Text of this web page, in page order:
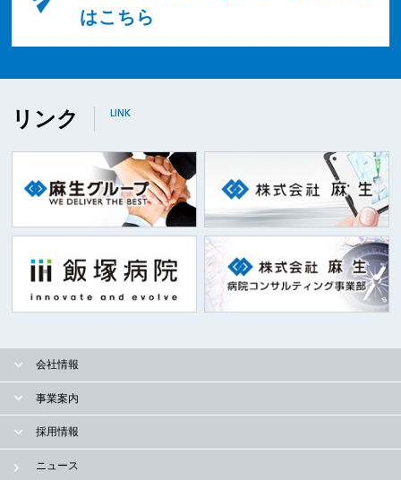
はこちら
リンク LINK
会社情報
事業案内
採用情報
ニュース